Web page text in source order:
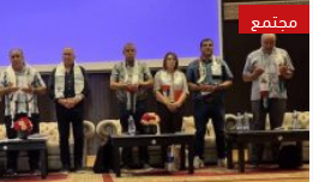
مجتمع